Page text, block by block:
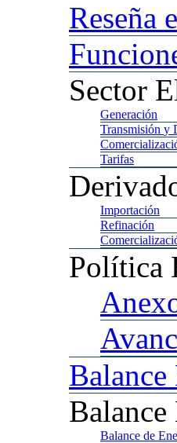
Reseña
Sector
Generación
Transmisión y
Tarifas
Importación
Refinación
Política
Balance
Balance
Balance de